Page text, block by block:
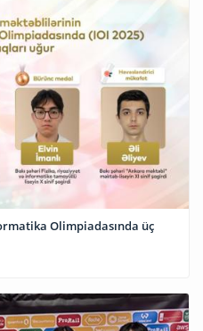
Olimpiadasında üç